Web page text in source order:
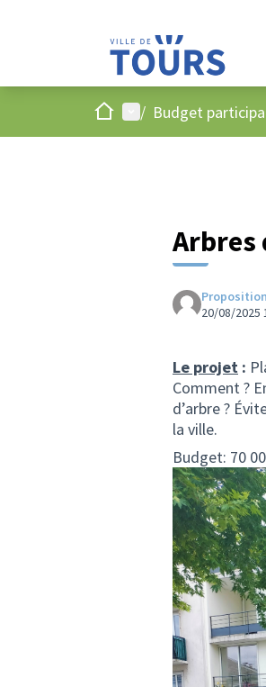
AccueilMenu principal
/ Budget
Arbres
20/08/2025
Le projet :
Comment ?
d’arbre ?
la ville.
Budget: 70